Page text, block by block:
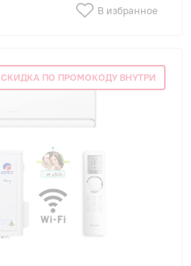
В избранное
СКИДКА ПО ПРОМОКОДУ ВНУТРИ